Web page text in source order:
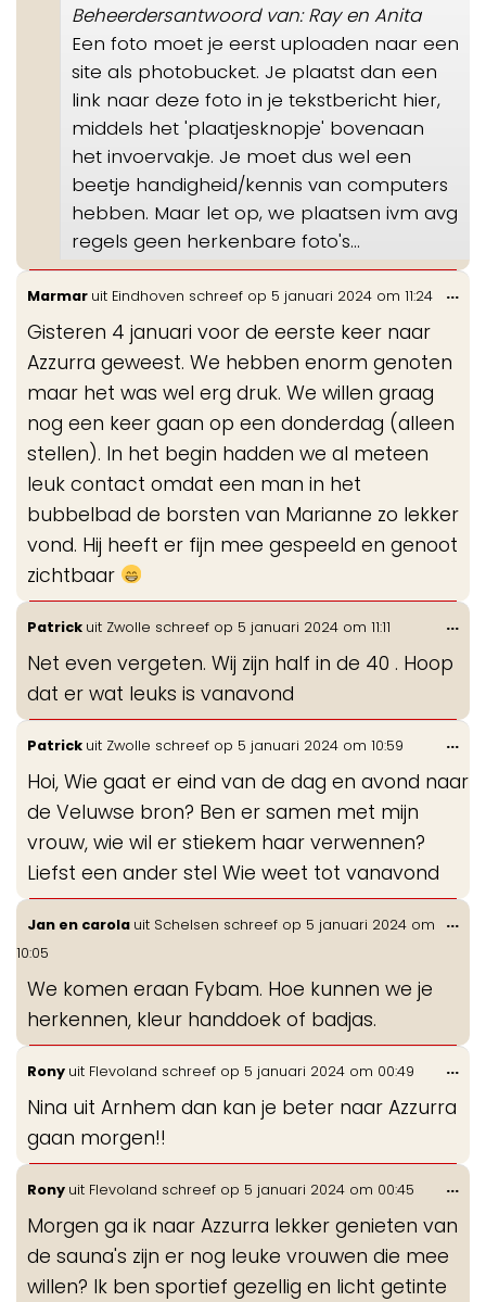
Beheerdersantwoord van: Ray en Anita
Een foto moet je eerst uploaden naar een
site als photobucket. Je plaatst dan een
link naar deze foto in je tekstbericht hier,
middels het 'plaatjesknopje' bovenaan
het invoervakje. Je moet dus wel een
beetje handigheid/kennis van computers
hebben. Maar let op, we plaatsen ivm avg
regels geen herkenbare foto's...
Marmar uit Eindhoven schreef op 5 januari 2024 om 11:24
Gisteren 4 januari voor de eerste keer naar
Azzurra geweest. We hebben enorm genoten
maar het was wel erg druk. We willen graag
nog een keer gaan op een donderdag (alleen
stellen). In het begin hadden we al meteen
leuk contact omdat een man in het
bubbelbad de borsten van Marianne zo lekker
vond. Hij heeft er fijn mee gespeeld en genoot
zichtbaar
...
Patrick uit Zwolle schreef op 5 januari 2024 om 11:11
Net even vergeten. Wij zijn half in de 40 . Hoop
dat er wat leuks is vanavond
...
Patrick uit Zwolle schreef op 5 januari 2024 om 10:59
Hoi, Wie gaat er eind van de dag en avond naar
de Veluwse bron? Ben er samen met mijn
vrouw, wie wil er stiekem haar verwennen?
Liefst een ander stel Wie weet tot vanavond
...
Jan en carola uit Schelsen schreef op 5 januari 2024 om
10:05
We komen eraan Fybam. Hoe kunnen we je
herkennen, kleur handdoek of badjas.
...
Rony uit Flevoland schreef op 5 januari 2024 om 00:49
Nina uit Arnhem dan kan je beter naar Azzurra
gaan morgen!!
...
Rony uit Flevoland schreef op 5 januari 2024 om 00:45
Morgen ga ik naar Azzurra lekker genieten van
de sauna's zijn er nog leuke vrouwen die mee
willen? Ik ben sportief gezellig en licht getinte
...